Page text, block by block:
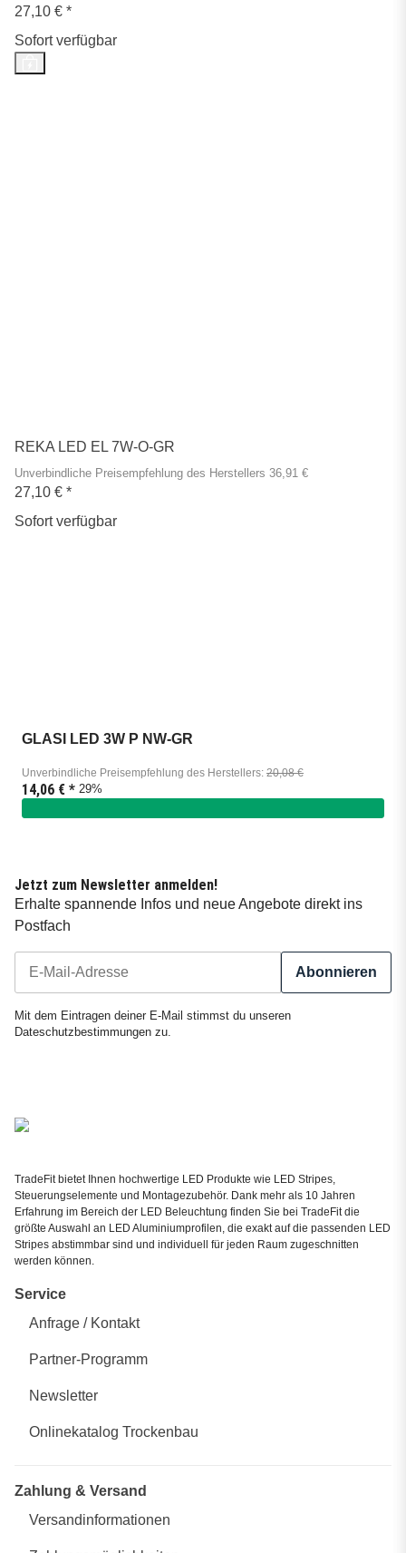
27,10 € *
Sofort verfügbar
REKA LED EL 7W-O-GR
Unverbindliche Preisempfehlung des Herstellers 36,91 €
27,10 € *
Sofort verfügbar
GLASI LED 3W P NW-GR
Unverbindliche Preisempfehlung des Herstellers: 20,08 €
14,06 € * 29%
Jetzt zum Newsletter anmelden!
Erhalte spannende Infos und neue Angebote direkt ins
Postfach
Abonnieren
Mit dem Eintragen deiner E-Mail stimmst du unseren
Dateschutzbestimmungen zu.
TradeFit bietet Ihnen hochwertige LED Produkte wie LED Stripes,
Steuerungselemente und Montagezubehör. Dank mehr als 10 Jahren
Erfahrung im Bereich der LED Beleuchtung finden Sie bei TradeFit die
größte Auswahl an LED Aluminiumprofilen, die exakt auf die passenden LED
Stripes abstimmbar sind und individuell für jeden Raum zugeschnitten
werden können.
Service
Anfrage / Kontakt
Partner-Programm
Newsletter
Onlinekatalog Trockenbau
Zahlung & Versand
Versandinformationen